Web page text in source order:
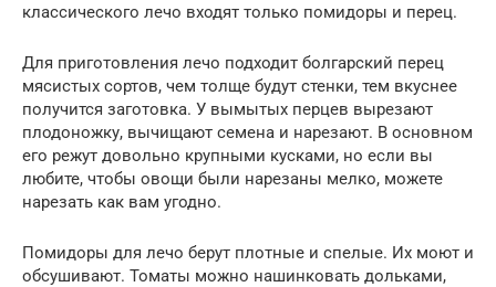
классического лечо входят только помидоры и перец.
Для приготовления лечо подходит болгарский перец
мясистых сортов, чем толще будут стенки, тем вкуснее
получится заготовка. У вымытых перцев вырезают
плодоножку, вычищают семена и нарезают. В основном
его режут довольно крупными кусками, но если вы
любите, чтобы овощи были нарезаны мелко, можете
нарезать как вам угодно.
Помидоры для лечо берут плотные и спелые. Их моют и
обсушивают. Томаты можно нашинковать дольками,